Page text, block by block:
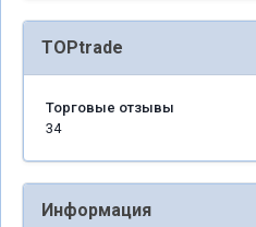
TOPtrade
Торговые отзывы
34
Информация